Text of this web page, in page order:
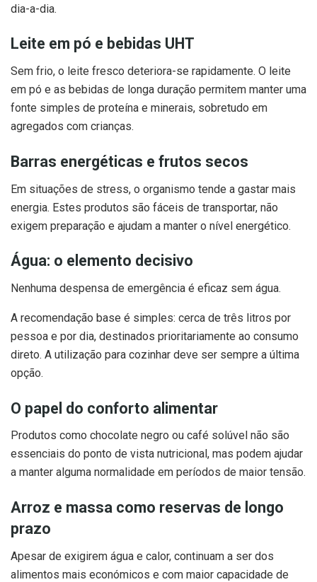
dia-a-dia.
Leite em pó e bebidas UHT
Sem frio, o leite fresco deteriora-se rapidamente. O leite
em pó e as bebidas de longa duração permitem manter uma
fonte simples de proteína e minerais, sobretudo em
agregados com crianças.
Barras energéticas e frutos secos
Em situações de stress, o organismo tende a gastar mais
energia. Estes produtos são fáceis de transportar, não
exigem preparação e ajudam a manter o nível energético.
Água: o elemento decisivo
Nenhuma despensa de emergência é eficaz sem água.
A recomendação base é simples: cerca de três litros por
pessoa e por dia, destinados prioritariamente ao consumo
direto. A utilização para cozinhar deve ser sempre a última
opção.
O papel do conforto alimentar
Produtos como chocolate negro ou café solúvel não são
essenciais do ponto de vista nutricional, mas podem ajudar
a manter alguma normalidade em períodos de maior tensão.
Arroz e massa como reservas de longo
prazo
Apesar de exigirem água e calor, continuam a ser dos
alimentos mais económicos e com maior capacidade de